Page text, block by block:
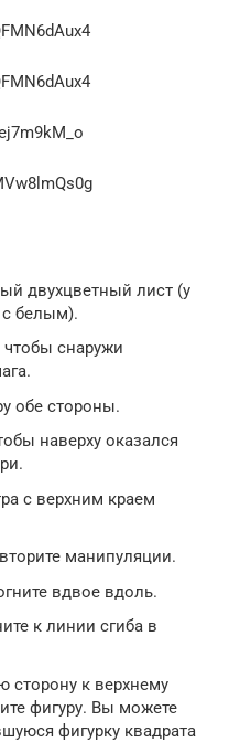
двухцветный лист (у
с белым).
снаружи
обе стороны.
наверху оказался
с верхним краем
манипуляции.
вдвое вдоль.
к линии сгиба в
сторону к верхнему
фигуру. Вы можете
фигурку квадрата